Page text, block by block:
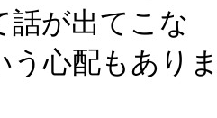
が出てこな
う心配もあり